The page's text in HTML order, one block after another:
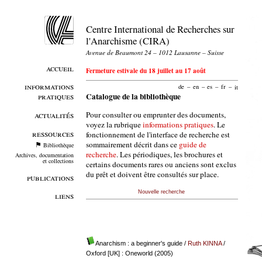
accueil
informations
pratiques
actualités
ressources
Bibliothèque
Archives, documentation
et collections
publications
liens
Centre International de Recherches sur
l'Anarchisme (CIRA)
Avenue de Beaumont 24 – 1012 Lausanne – Suisse
Fermeture estivale du 18 juillet au 17 août
de – en – es – fr – it
Catalogue de la bibliothèque
Pour consulter ou emprunter des documents,
voyez la rubriqueinformations pratiques. Le
fonctionnement de l'interface de recherche est
sommairement décrit dans ce guide de
recherche. Les périodiques, les brochures et
certains documents rares ou anciens sont exclus
du prêt et doivent être consultés sur place.
Nouvelle recherche
Anarchism : a beginner's guide/ Ruth KINNA/
Oxford [UK] : Oneworld (2005)